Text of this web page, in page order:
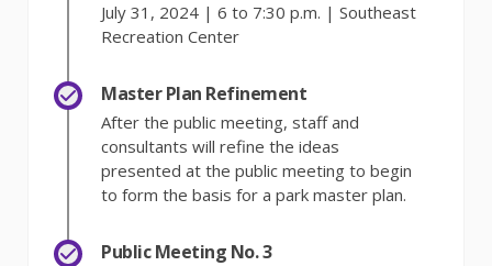
July 31, 2024 | 6 to 7:30 p.m. | Southeast
Recreation Center
Master Plan Refinement
After the public meeting, staff and
consultants will refine the ideas
presented at the public meeting to begin
to form the basis for a park master plan.
Public Meeting No. 3